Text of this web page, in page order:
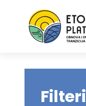
Filteri